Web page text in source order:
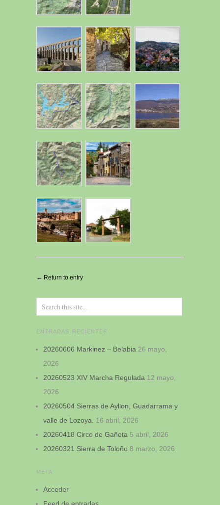
← Return to entry
ENTRADAS RECIENTES
20260606 Markinez – Belabia 26 mayo,
2026
20260523 XIV Marcha Regulada 12 mayo,
2026
20260504 Sierras de Ayllon, Guadarrama y
valle de Lozoya. 16 abril, 2026
20260418 Circo de Gañeta 5 abril, 2026
20260321 Sierra de Toloño 8 marzo, 2026
META
Acceder